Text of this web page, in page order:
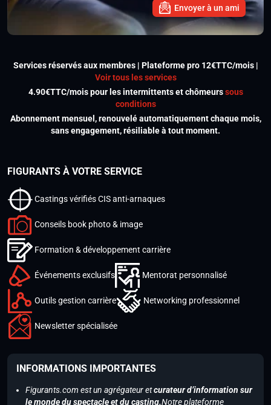
Envoyer à un ami
Services réservés aux membres | Plateforme pro 12€TTC/mois |
Voir tous les services
4.90€TTC/mois pour les intermittents et chômeurssous
conditions
Abonnement mensuel, renouvelé automatiquement chaque mois,
sans engagement, résiliable à tout moment.
FIGURANTS À VOTRE SERVICE
Castings vérifiés CIS anti-arnaques
Conseils book photo & image
Formation & développement carrière
Événements exclusifs Mentorat personnalisé
Outils gestion carrière Networking professionnel
Newsletter spécialisée
INFORMATIONS IMPORTANTES
Figurants.com est un agrégateur etcurateur d’information sur
le monde du spectacle et du casting.Notre plateforme